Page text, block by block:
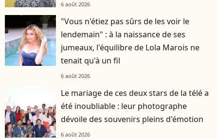
6 août 2026
"Vous n'étiez pas sûrs de les voir le
lendemain" : à la naissance de ses
jumeaux, l'équilibre de Lola Marois ne
tenait qu'à un fil
6 août 2026
Le mariage de ces deux stars de la télé a
été inoubliable : leur photographe
dévoile des souvenirs pleins d'émotion
6 août 2026